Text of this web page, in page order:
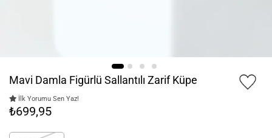
Mavi Damla Figürlü Sallantılı Zarif Küpe
İlk Yorumu Sen Yaz!
₺699,95